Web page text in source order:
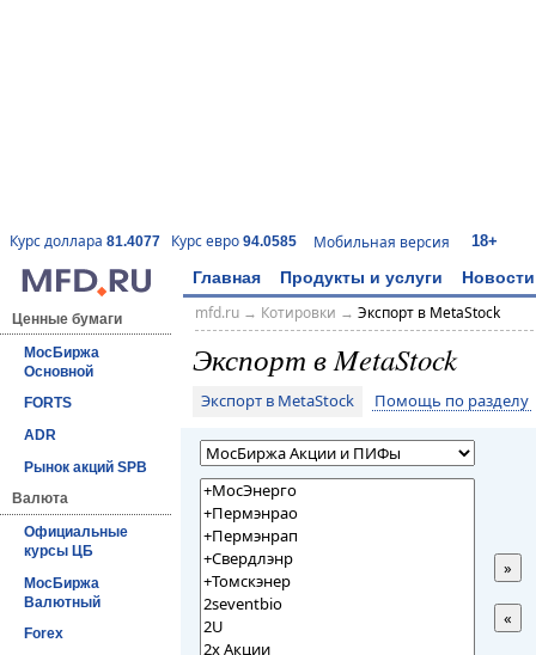
Курс доллара 81.4077 Курс евро 94.0585 Мобильная версия 18+
Главная Продукты и услуги Новости
Ценные бумаги
МосБиржа
Основной
FORTS
ADR
Рынок акций SPB
Валюта
Официальные
курсы ЦБ
МосБиржа
Валютный
Forex
mfd.ru→ Котировки → Экспорт в MetaStock
Экспорт в MetaStock
Экспорт в MetaStock Помощь по разделу
»
«